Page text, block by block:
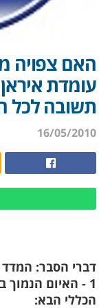
האם צפויה
עומדת
תשובה לכל
16/05/2010
דברי הסבר: המדד הינו
הכללי הבא: